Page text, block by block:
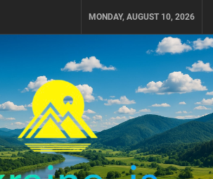
MONDAY, AUGUST 10, 2026